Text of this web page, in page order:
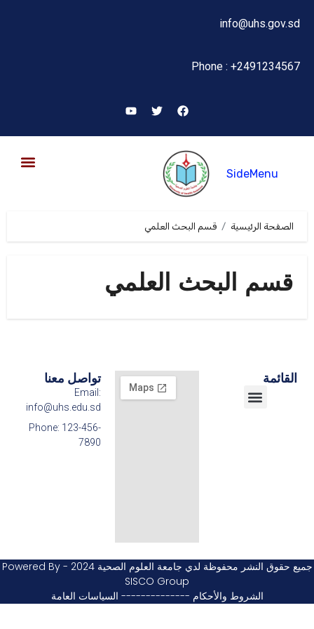
info@uhs.gov.sd
Phone : +2491234567
SideMenu
الصفحة الرئيسية قسم البحث العلمي
قسم البحث العلمي
القائمة تواصل معنا
Email:
info@uhs.edu.sd
Phone: 123-456-
7890
جميع حقوق النشر محفوظة لدي جامعة العلوم الصحية 2024 - Powered By
SISCO Group
الشروط والأحكام -------------- السياسات العامة